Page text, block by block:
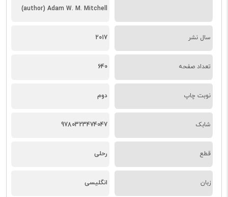
(author) Adam W. M. Mitchell
سال نشر 2017
تعداد صفحه 640
نوبت چاپ دوم
شابک 9780323474047
قطع رحلی
زبان انگلیسی